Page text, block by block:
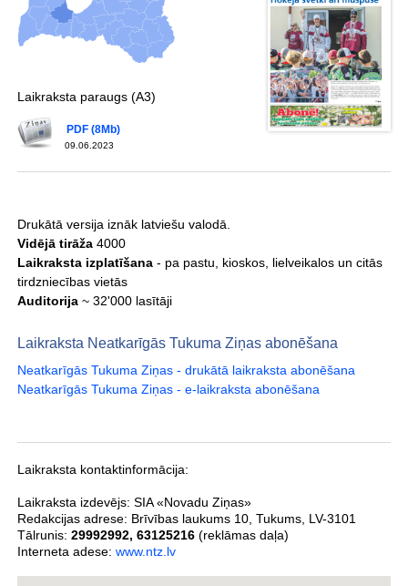
Laikraksta paraugs (A3)
09.06.2023
PDF (8Mb)
Drukātā versija iznāk latviešu valodā.
Vidējā tirāža4000
Laikraksta izplatīšana- pa pastu, kioskos, lielveikalos un citās
tirdzniecības vietās
Auditorija~ 32'000 lasītāji
Laikraksta Neatkarīgās Tukuma Ziņas abonēšana
Neatkarīgās Tukuma Ziņas - drukātā laikraksta abonēšana
Neatkarīgās Tukuma Ziņas - e-laikraksta abonēšana
Laikraksta kontaktinformācija:
Laikraksta izdevējs: SIA «Novadu Ziņas»
Redakcijas adrese: Brīvības laukums 10, Tukums, LV-3101
Tālrunis: 29992992, 63125216(reklāmas daļa)
Interneta adese: www.ntz.lv